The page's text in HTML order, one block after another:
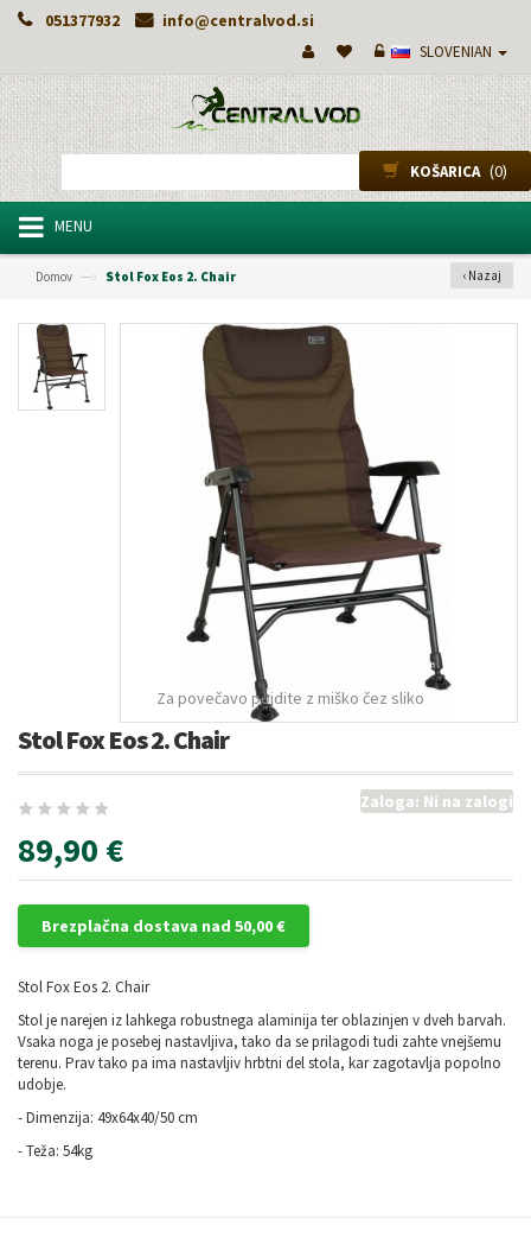
051377932 info@centralvod.si
SLOVENIAN
KOŠARICA (0)
MENU
‹ Nazaj
Domov —› Stol Fox Eos 2. Chair
Za povečavo pojdite z miško čez sliko
Stol Fox Eos 2. Chair
Zaloga: Ni na zalogi
89,90 €
Brezplačna dostava nad 50,00 €
Stol Fox Eos 2. Chair
Stol je narejen iz lahkega robustnega alaminija ter oblazinjen v dveh barvah.
Vsaka noga je posebej nastavljiva, tako da se prilagodi tudi zahte vnejšemu
terenu. Prav tako pa ima nastavljiv hrbtni del stola, kar zagotavlja popolno
udobje.
- Dimenzija: 49x64x40/50 cm
- Teža: 54kg